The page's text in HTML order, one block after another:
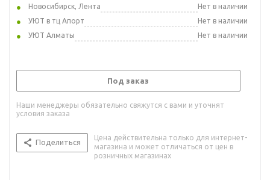
Новосибирск, Лента
Нет в наличии
УЮТ в тц Апорт
Нет в наличии
УЮТ Алматы
Нет в наличии
Под заказ
Наши менеджеры обязательно свяжутся с вами и уточнят
условия заказа
Поделиться
Цена действительна только для интернет-
магазина и может отличаться от цен в
розничных магазинах